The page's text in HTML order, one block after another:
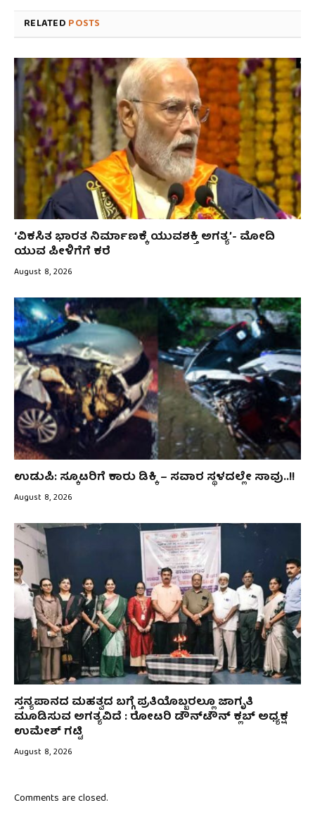
RELATED POSTS
‘ವಿಕಸಿತ ಭಾರತ ನಿರ್ಮಾಣಕ್ಕೆ ಯುವಶಕ್ತಿ ಅಗತ್ಯ’- ಮೋದಿ
ಯುವ ಪೀಳಿಗೆಗೆ ಕರೆ
August 8, 2026
ಉಡುಪಿ: ಸ್ಕೂಟರಿಗೆ ಕಾರು ಡಿಕ್ಕಿ – ಸವಾರ ಸ್ಥಳದಲ್ಲೇ ಸಾವು..!!
August 8, 2026
ಸ್ತನ್ಯಪಾನದ ಮಹತ್ವದ ಬಗ್ಗೆ ಪ್ರತಿಯೊಬ್ಬರಲ್ಲೂ ಜಾಗೃತಿ
ಮೂಡಿಸುವ ಅಗತ್ಯವಿದೆ : ರೋಟರಿ ಡೌನ್‌ಟೌನ್ ಕ್ಲಬ್ ಅಧ್ಯಕ್ಷ
ಉಮೇಶ್‌ ಗಟ್ಟಿ
August 8, 2026
Comments are closed.